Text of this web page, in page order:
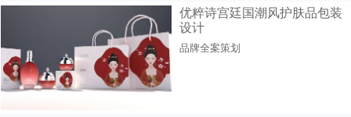
优粹诗宫廷国潮风护肤品包装
设计
品牌全案策划